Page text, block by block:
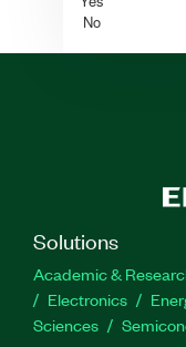
No
Solutions
Academic &
Electronics
Sciences